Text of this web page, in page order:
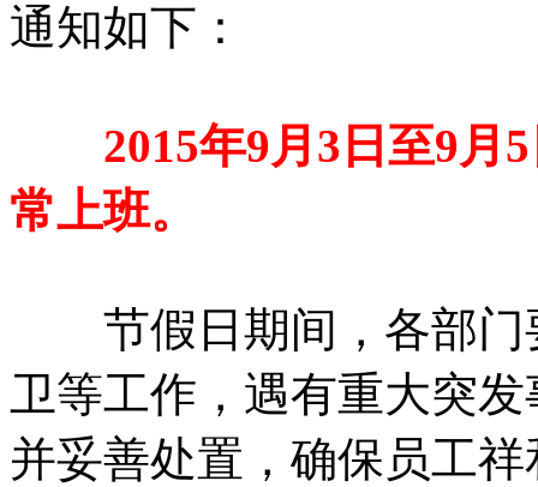
通知如下：
2015年9月3日至9月5
常上班。
节假日期间，各部门
卫等工作，遇有重大突
并妥善处置，确保员工